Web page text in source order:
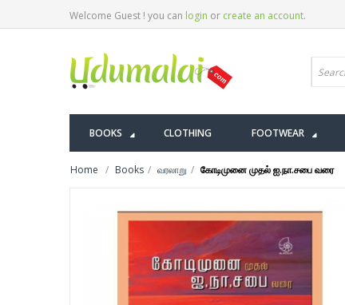
Welcome Guest ! you can login or create an account.
BOOKS CLOTHING FOOTWEAR
Home Books வரலாறு கோடிமுனை முதல் ஐ.நா.சபை வரை